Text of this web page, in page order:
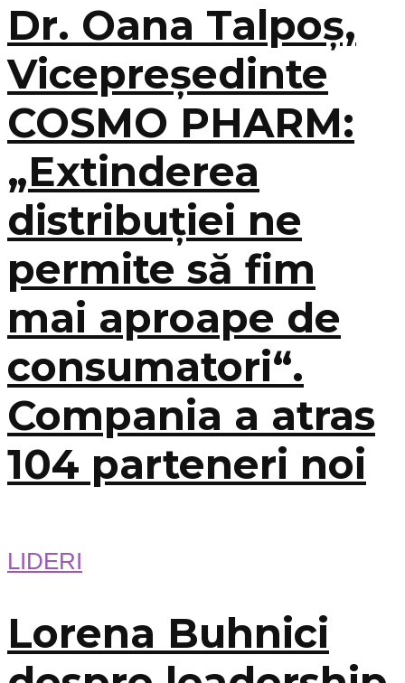
Dr. Oana Talpoș,
Vicepreședinte
COSMO PHARM:
„Extinderea
distribuției ne
permite să fim
mai aproape de
consumatori“.
Compania a atras
104 parteneri noi
LIDERI
Lorena Buhnici